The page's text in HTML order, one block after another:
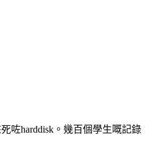
harddisk。幾百個學生嘅記錄